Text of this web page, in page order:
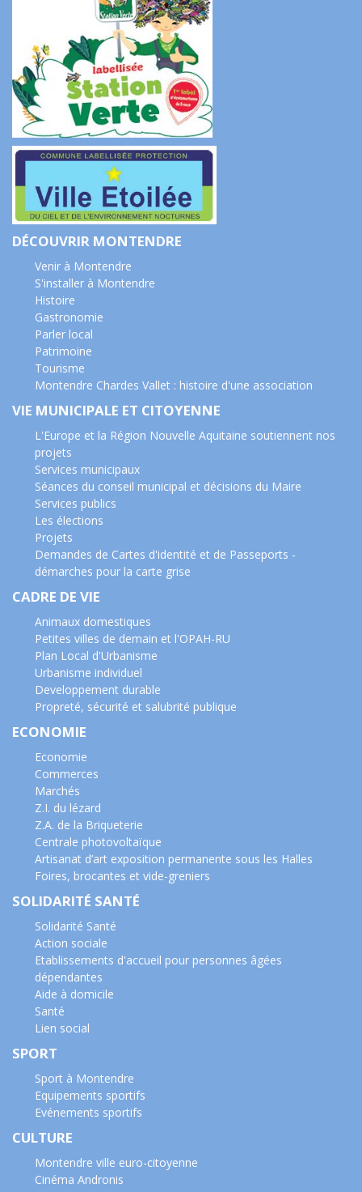
DÉCOUVRIR MONTENDRE
Venir à Montendre
S'installer à Montendre
Histoire
Gastronomie
Parler local
Patrimoine
Tourisme
Montendre Chardes Vallet : histoire d'une association
VIE MUNICIPALE ET CITOYENNE
L'Europe et la Région Nouvelle Aquitaine soutiennent nos
projets
Services municipaux
Séances du conseil municipal et décisions du Maire
Services publics
Les élections
Projets
Demandes de Cartes d'identité et de Passeports -
démarches pour la carte grise
CADRE DE VIE
Animaux domestiques
Petites villes de demain et l'OPAH-RU
Plan Local d'Urbanisme
Urbanisme individuel
Developpement durable
Propreté, sécurité et salubrité publique
ECONOMIE
Economie
Commerces
Marchés
Z.I. du lézard
Z.A. de la Briqueterie
Centrale photovoltaïque
Artisanat d’art exposition permanente sous les Halles
Foires, brocantes et vide-greniers
SOLIDARITÉ SANTÉ
Solidarité Santé
Action sociale
Etablissements d'accueil pour personnes âgées
dépendantes
Aide à domicile
Santé
Lien social
SPORT
Sport à Montendre
Equipements sportifs
Evénements sportifs
CULTURE
Montendre ville euro-citoyenne
Cinéma Andronis